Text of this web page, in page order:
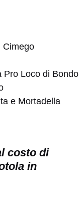
Cimego
Pro Loco di Bondo
e Mortadella
costo di
in